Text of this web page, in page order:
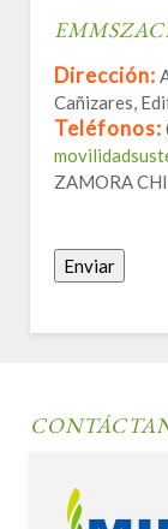
Dirección:
Cañizares,
Teléfonos:
ZAMORA
Enviar